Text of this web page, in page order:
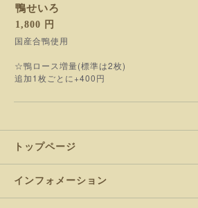
鴨せいろ
1,800 円
国産合鴨使用
☆鴨ロース増量(標準は2枚)
追加1枚ごとに+400円
トップページ
インフォメーション